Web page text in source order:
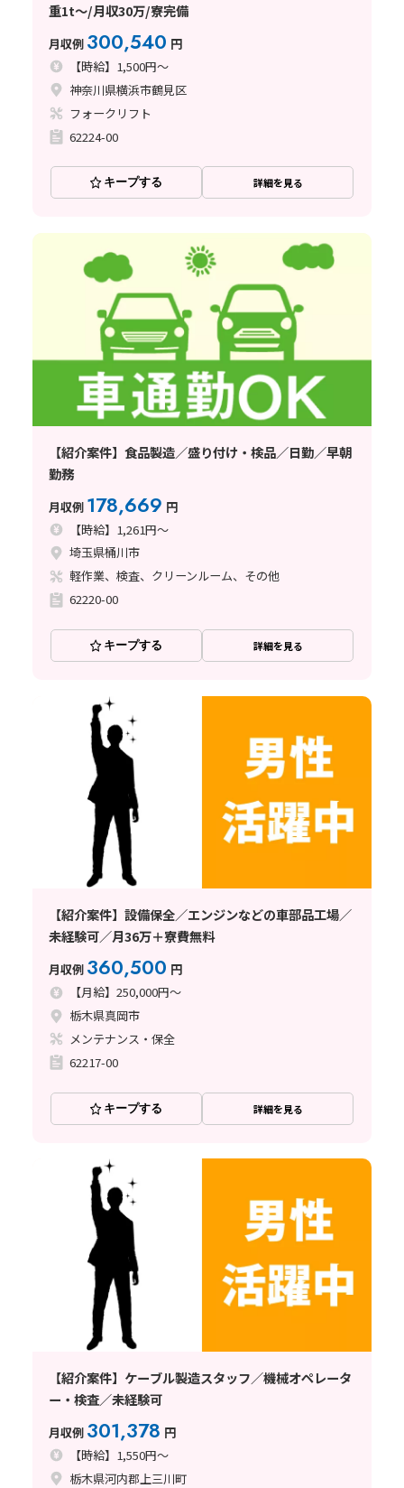
重1t～/月収30万/寮完備
月収例 300,540 円
【時給】1,500円～
神奈川県横浜市鶴見区
フォークリフト
62224-00
キープする 詳細を見る
【紹介案件】食品製造／盛り付け・検品／日勤／早朝
勤務
月収例 178,669 円
【時給】1,261円～
埼玉県桶川市
軽作業、検査、クリーンルーム、その他
62220-00
キープする 詳細を見る
【紹介案件】設備保全／エンジンなどの車部品工場／
未経験可／月36万＋寮費無料
月収例 360,500 円
【月給】250,000円～
栃木県真岡市
メンテナンス・保全
62217-00
キープする 詳細を見る
【紹介案件】ケーブル製造スタッフ／機械オペレータ
ー・検査／未経験可
月収例 301,378 円
【時給】1,550円～
栃木県河内郡上三川町